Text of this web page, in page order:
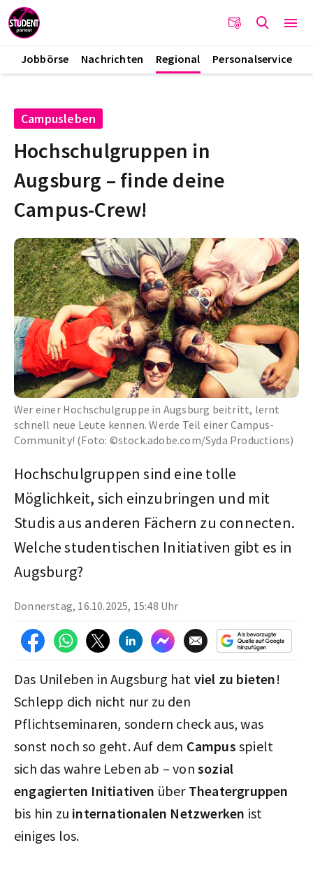
Jobbörse Nachrichten Regional Personalservice
Campusleben
Hochschulgruppen in
Augsburg – finde deine
Campus-Crew!
Wer einer Hochschulgruppe in Augsburg beitritt, lernt
schnell neue Leute kennen. Werde Teil einer Campus-
Community! (Foto: ©stock.adobe.com/Syda Productions)
Hochschulgruppen sind eine tolle
Möglichkeit, sich einzubringen und mit
Studis aus anderen Fächern zu connecten.
Welche studentischen Initiativen gibt es in
Augsburg?
Donnerstag, 16.10.2025, 15:48 Uhr
Das Unileben in Augsburg hat viel zu bieten!
Schlepp dich nicht nur zu den
Pflichtseminaren, sondern check aus, was
sonst noch so geht. Auf dem Campus spielt
sich das wahre Leben ab – von sozial
engagierten Initiativen über Theatergruppen
bis hin zu internationalen Netzwerken ist
einiges los.